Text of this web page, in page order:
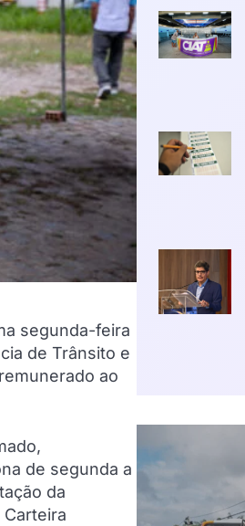
segunda-feira
de Trânsito e
ao
de segunda a
da